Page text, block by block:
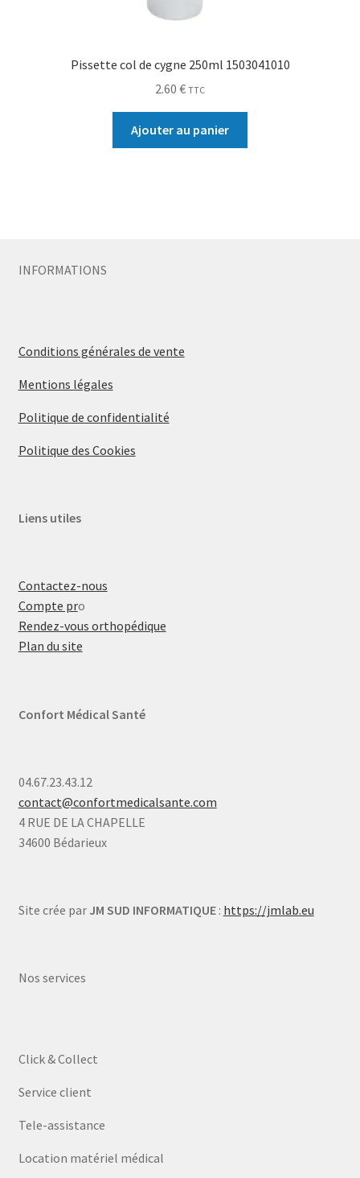
Pissette col de cygne 250ml 1503041010
2.60 € TTC
Ajouter au panier
INFORMATIONS
Conditions générales de vente
Mentions légales
Politique de confidentialité
Politique des Cookies
Liens utiles
Contactez-nous
Compte pro
Rendez-vous orthopédique
Plan du site
Confort Médical Santé
04.67.23.43.12
contact@confortmedicalsante.com
4 RUE DE LA CHAPELLE
34600 Bédarieux
Site crée par JM SUD INFORMATIQUE: https://jmlab.eu
Nos services
Click & Collect
Service client
Tele-assistance
Location matériel médical